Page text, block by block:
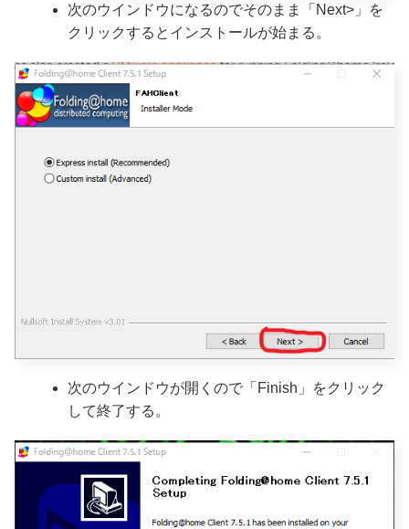
次のウインドウになるのでそのまま「Next>」を
クリックするとインストールが始まる。
次のウインドウが開くので「Finish」をクリック
して終了する。